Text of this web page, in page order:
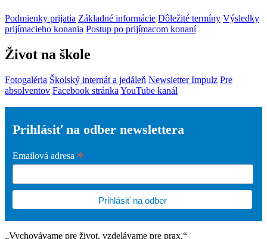
Podmienky prijatia Základné informácie Dôležité termíny Výsledky
prijímacieho konania Postup po prijímacom konaní
Život na škole
Fotogaléria Školský internát a jedáleň Newsletter Impulz Pre
absolventov Facebook stránka YouTube kanál
Prihlásiť na odber newslettera
Emailová adresa *
„Vychovávame pre život, vzdelávame pre prax.“